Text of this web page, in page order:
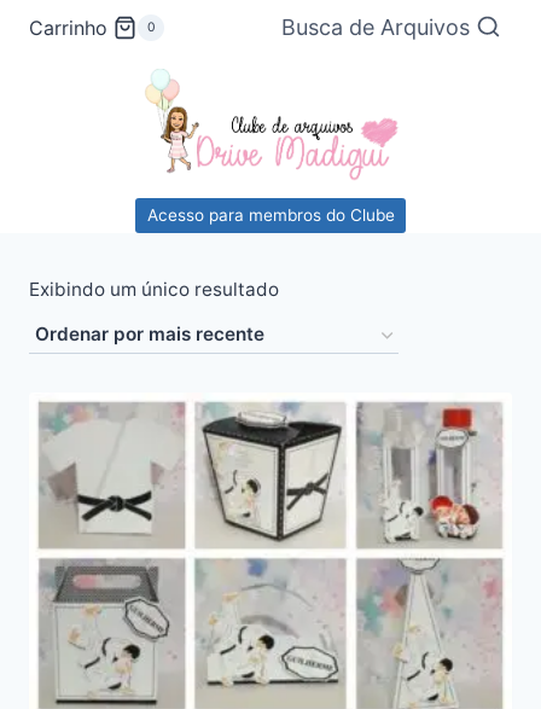
Pular
Carrinho 0 Busca de Arquivos
Acesso para membros do Clube
Exibindo um único resultado